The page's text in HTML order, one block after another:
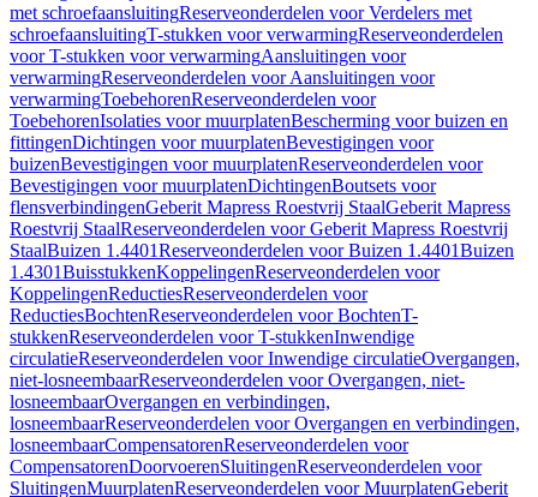
met schroefaansluitingReserveonderdelen voor Verdelers met
schroefaansluitingT-stukken voor verwarmingReserveonderdelen
voor T-stukken voor verwarmingAansluitingen voor
verwarmingReserveonderdelen voor Aansluitingen voor
verwarmingToebehorenReserveonderdelen voor
ToebehorenIsolaties voor muurplatenBescherming voor buizen en
fittingenDichtingen voor muurplatenBevestigingen voor
buizenBevestigingen voor muurplatenReserveonderdelen voor
Bevestigingen voor muurplatenDichtingenBoutsets voor
flensverbindingenGeberit Mapress Roestvrij StaalGeberit Mapress
Roestvrij StaalReserveonderdelen voor Geberit Mapress Roestvrij
StaalBuizen 1.4401Reserveonderdelen voor Buizen 1.4401Buizen
1.4301BuisstukkenKoppelingenReserveonderdelen voor
KoppelingenReductiesReserveonderdelen voor
ReductiesBochtenReserveonderdelen voor BochtenT-
stukkenReserveonderdelen voor T-stukkenInwendige
circulatieReserveonderdelen voor Inwendige circulatieOvergangen,
niet-losneembaarReserveonderdelen voor Overgangen, niet-
losneembaarOvergangen en verbindingen,
losneembaarReserveonderdelen voor Overgangen en verbindingen,
losneembaarCompensatorenReserveonderdelen voor
CompensatorenDoorvoerenSluitingenReserveonderdelen voor
SluitingenMuurplatenReserveonderdelen voor MuurplatenGeberit